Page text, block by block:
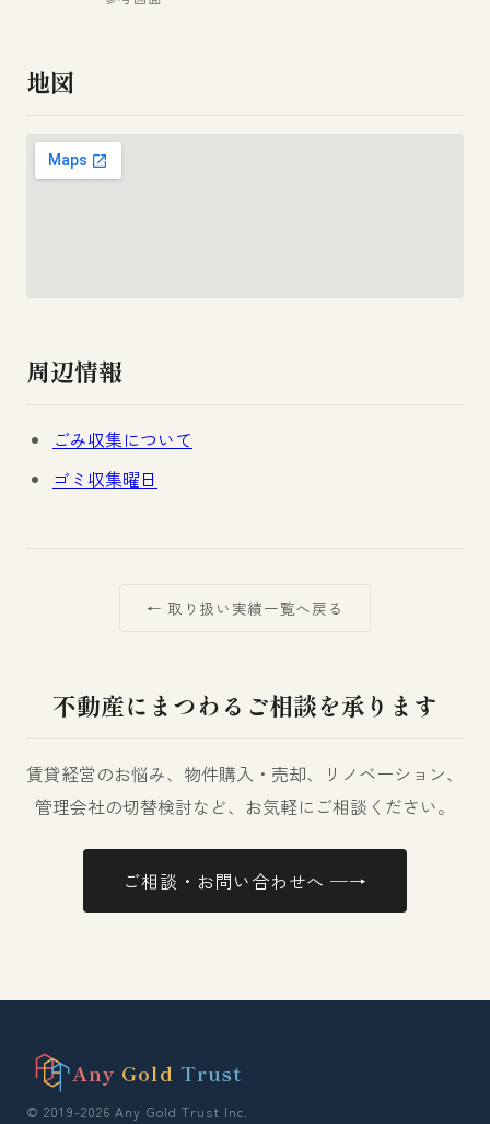
地図
周辺情報
ごみ収集について
ゴミ収集曜日
← 取り扱い実績一覧へ戻る
不動産にまつわるご相談を承ります
賃貸経営のお悩み、物件購入・売却、リノベーション、
管理会社の切替検討など、お気軽にご相談ください。
ご相談・お問い合わせへ ─→
Any Gold Trust
© 2019-2026 Any Gold Trust Inc.